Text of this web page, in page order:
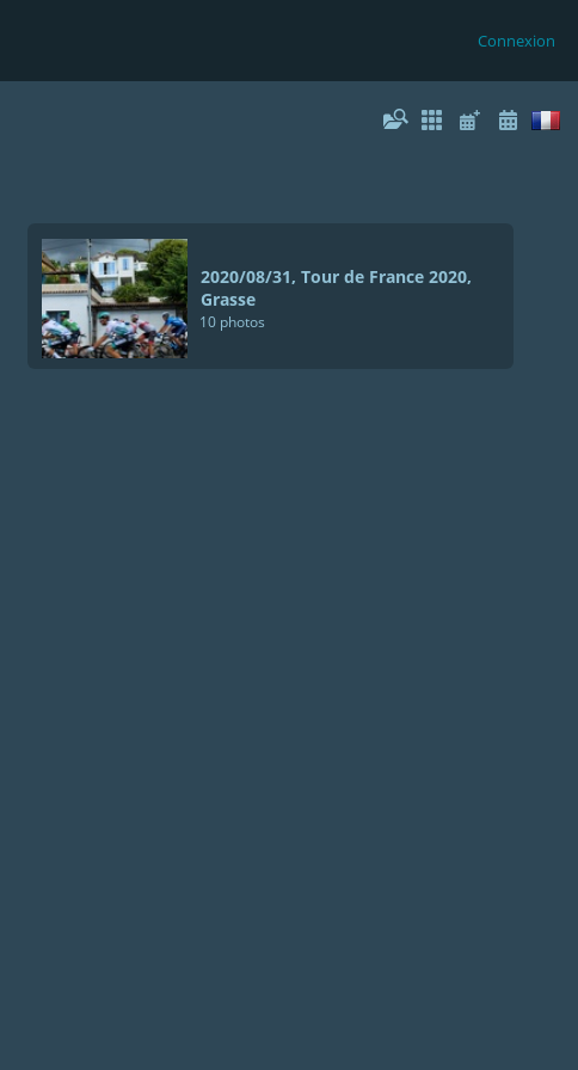
Connexion
2020/08/31, Tour de France 2020,
Grasse
10 photos